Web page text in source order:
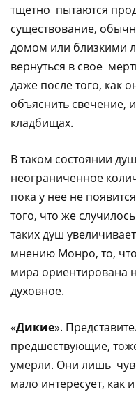
тщетно пытаются
существование,
домом или близкими
вернуться в свое
даже после того, как
объяснить свечение,
кладбищах.
В таком состоянии
неограниченное
пока у нее не
того, что же
таких душ
мнению Монро, то,
мира ориентирована
духовное.
«Дикие».
предшествующие,
умерли. Они лишь
мало интересует,